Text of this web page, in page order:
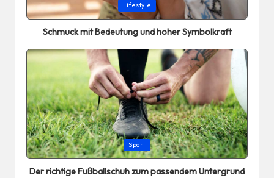
Posted
in
Lifestyle
Schmuck mit Bedeutung und hoher Symbolkraft
Posted
in
Sport
Der richtige Fußballschuh zum passendem Untergrund